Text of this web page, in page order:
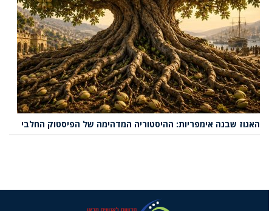
האגוז שבנה אימפריות: ההיסטוריה המדהימה של הפיסטוק החלבי